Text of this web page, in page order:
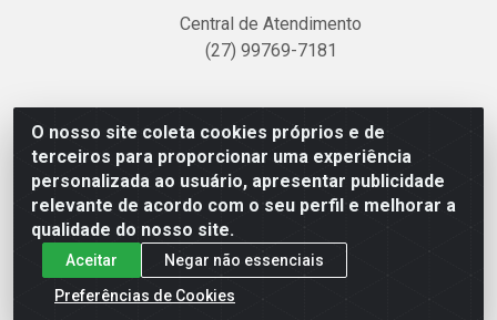
O nosso site coleta cookies próprios e de
terceiros para proporcionar uma experiência
personalizada ao usuário, apresentar publicidade
relevante de acordo com o seu perfil e melhorar a
qualidade do nosso site.
Aceitar
Negar não essenciais
Preferências de Cookies
Central de Atendimento
(27) 99769-7181
Linhavix Distribuidora LTDA - Avenida Alegre, 2521 -
Quadra314 Lote 05 e 07 - Shell, Linhares/ES - CEP
29.901-605 - CNPJ 20.857.514/0001-75